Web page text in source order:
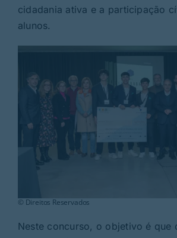
Revista
cidadania ativa e a participação
alunos.
© Direitos Reservados
Neste concurso, o objetivo é que